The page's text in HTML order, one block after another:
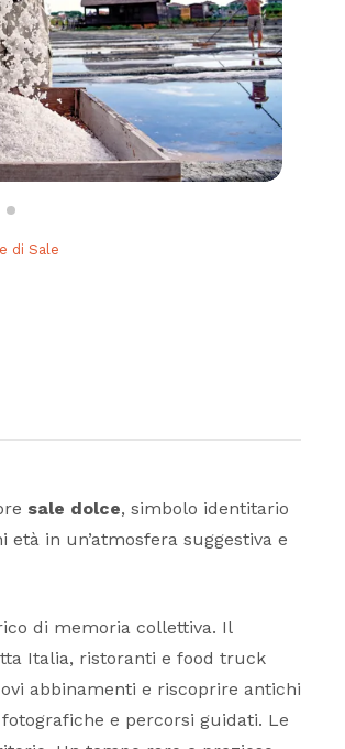
di Sale
sale dolce, simbolo identitario
in un’atmosfera suggestiva e
di memoria collettiva. Il
Italia, ristoranti e food truck
abbinamenti e riscoprire antichi
e percorsi guidati. Le